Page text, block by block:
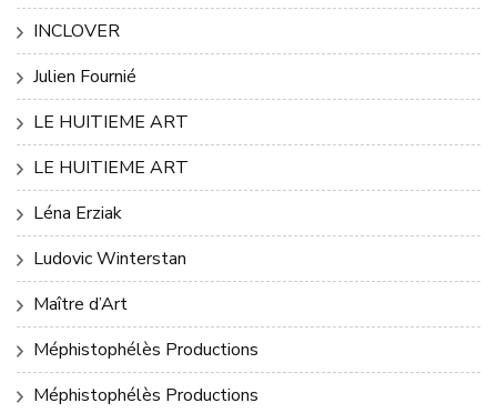
INCLOVER
Julien Fournié
LE HUITIEME ART
LE HUITIEME ART
Léna Erziak
Ludovic Winterstan
Maître d’Art
Méphistophélès Productions
Méphistophélès Productions